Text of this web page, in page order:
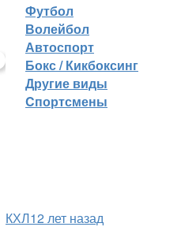
Футбол
Волейбол
Автоспорт
Бокс / Кикбоксинг
Другие виды
Cпортсмены
КХЛ12 лет назад